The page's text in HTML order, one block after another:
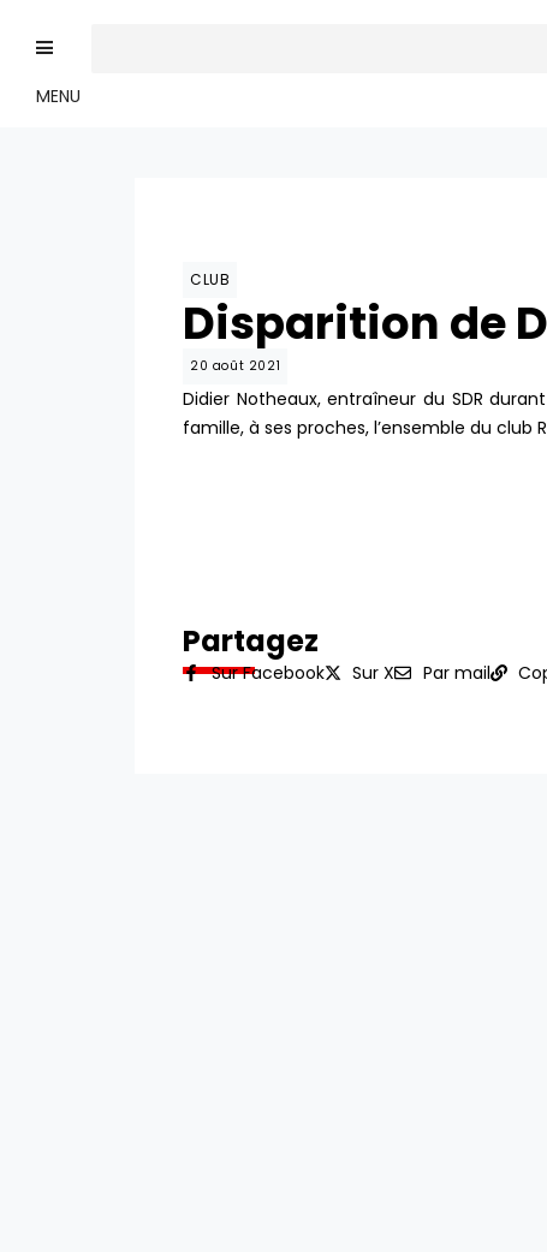
MENU
CLUB
Disparition de
20 août 2021
Didier Notheaux, entraîneur du SDR
famille, à ses proches, l’ensemble du club
Partagez
Sur Facebook Sur X Par mail